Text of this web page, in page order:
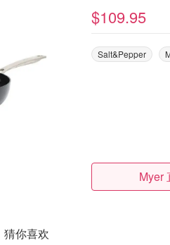
$109.95
Salt&Pepper
Myer
猜你喜欢